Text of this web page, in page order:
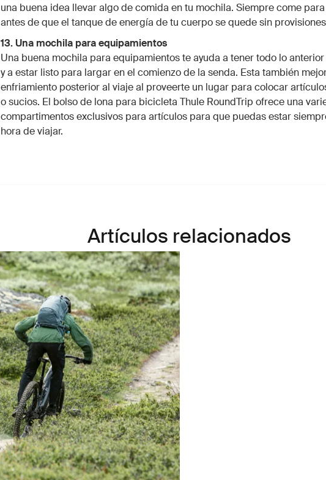
una buena idea llevar algo de comida en tu mochila. Siempre come
antes de que el tanque de energía de tu cuerpo se quede sin
13. Una mochila para equipamientos
Una buena mochila para equipamientos te ayuda a tener todo lo
y a estar listo para largar en el comienzo de la senda. Esta también
enfriamiento posterior al viaje al proveerte un lugar para colocar
o sucios. El bolso de lona para bicicleta Thule RoundTrip ofrece una
compartimentos exclusivos para artículos para que puedas estar
hora de viajar.
Artículos relacionados